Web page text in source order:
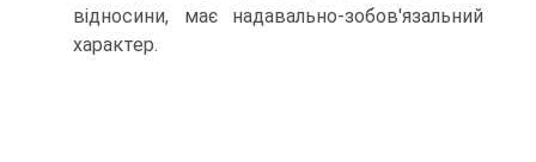
відносини, має надавально-зобов'язальний
характер.